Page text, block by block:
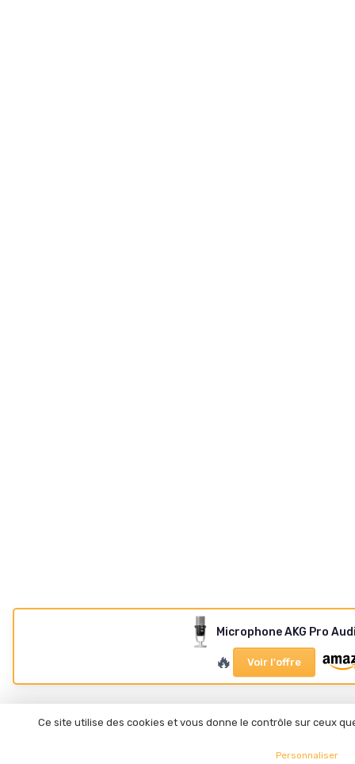
Microphone AKG Pro
🔥 Voir l'offre
Ce site utilise des cookies et vous donne le contrôle sur ceux
Personnaliser